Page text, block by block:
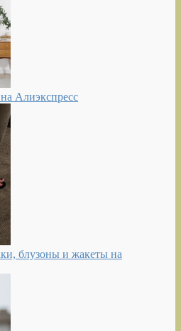
Алиэкспресс
блузоны и жакеты на